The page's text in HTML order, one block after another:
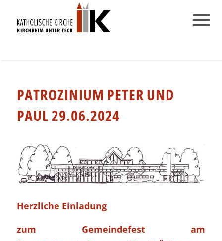
PATROZINIUM PETER UND
PAUL 29.06.2024
Herzliche Einladung
zum
Gemeindefest am